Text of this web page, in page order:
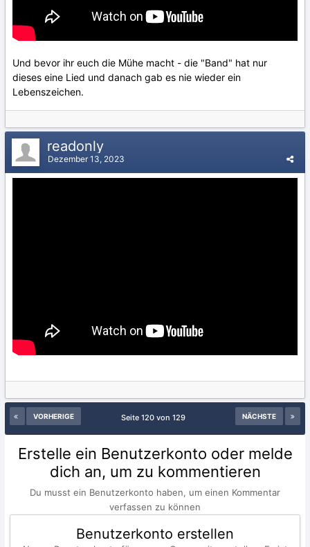
Und bevor ihr euch die Mühe macht - die "Band" hat nur
dieses eine Lied und danach gab es nie wieder ein
Lebenszeichen.
readonly
Dezember 13, 2023
VORHERIGE NÄCHSTE
Seite 120 von 129
Erstelle ein Benutzerkonto oder melde
dich an, um zu kommentieren
Du musst ein Benutzerkonto haben, um einen Kommentar
verfassen zu können
Benutzerkonto erstellen